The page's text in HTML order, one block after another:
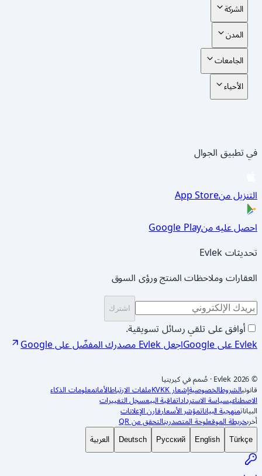
الشركة
المدن
الجامعات
الأحياء
في تطبيق الجوال
التنزيل منApp Store
احصل عليه منGoogle Play
تحديثات Evlek
العقارات وملاحظات المنتج ورؤى السوق
اشترك
أوافق على تلقي رسائل تسويقية.
Evlek على Google اجعل Evlek مصدرك المفضّل على Google
© 2026 Evlek
·صُمم في كيرينيا
قانونيالشروطالخصوصيةإشعار KVKK ملفات الارتباطالأمانمعلومات الذكاء
الاصطناعيسياسة الاسترداداتفاقية البيعسجل التغييرات
البياناتمنهجية البياناتمؤشر الأسعارقارن الإعلانات
أخرىخريطة الموقعلوحة المتصدرينالتحقق من QR
Türkçe
English
Русский
Deutsch العربية